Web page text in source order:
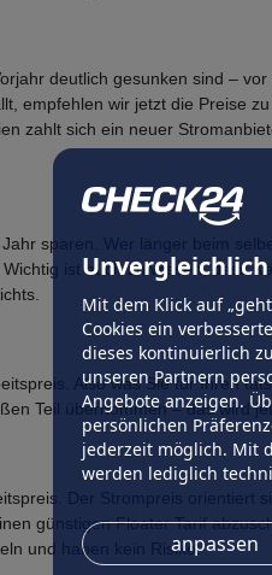
Mit dem Klick auf
Cookies ein
dieses kontinuierlich
unseren Partnern
Angebote anzeigen.
persönlichen
jederzeit möglich. Mit
werden lediglich
anpassen
deutlich gesunken sind –
empfehlen wir jetzt die Preise
zahlt sich ein neuer
sparen. Wer länger beim
ist auch zu wissen, dass
Also was Sie für Ihren
Teil übernommen – das wird
Der Strompreis
günstigen Floater Tarif
und haben kein Risiko.